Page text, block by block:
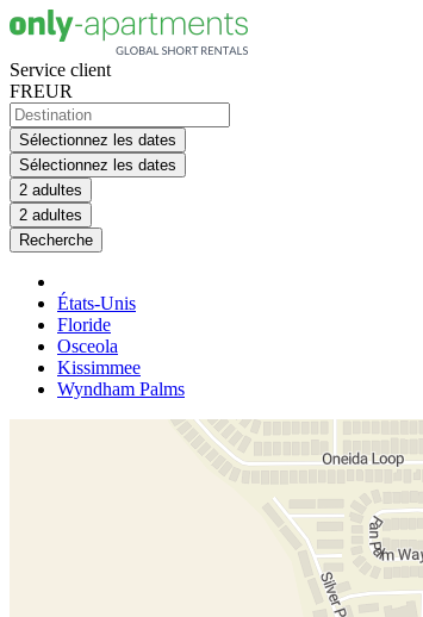
Service client
FREUR
Sélectionnez les dates
Sélectionnez les dates
2 adultes
2 adultes
Recherche
États-Unis
Floride
Osceola
Kissimmee
Wyndham Palms